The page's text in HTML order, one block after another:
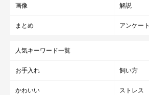
画像 解説
まとめ アンケート
人気キーワード一覧
お手入れ 飼い方
かわいい ストレス